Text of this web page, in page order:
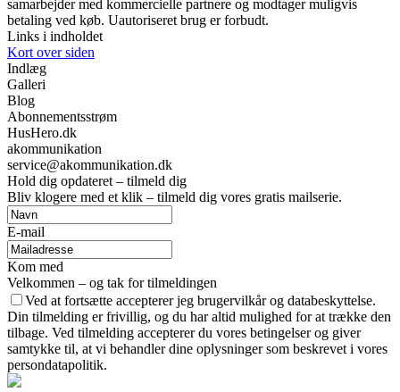
samarbejder med kommercielle partnere og modtager muligvis
betaling ved køb. Uautoriseret brug er forbudt.
Links i indholdet
Kort over siden
Indlæg
Galleri
Blog
Abonnementsstrøm
HusHero.dk
akommunikation
service@akommunikation.dk
Hold dig opdateret – tilmeld dig
Bliv klogere med et klik – tilmeld dig vores gratis mailserie.
E-mail
Kom med
Velkommen – og tak for tilmeldingen
Ved at fortsætte accepterer jeg brugervilkår og databeskyttelse.
Din tilmelding er frivillig, og du har altid mulighed for at trække den
tilbage. Ved tilmelding accepterer du vores betingelser og giver
samtykke til, at vi behandler dine oplysninger som beskrevet i vores
persondatapolitik.